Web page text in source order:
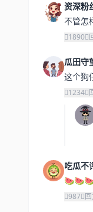
资深粉
不管怎
1890
瓜田守
这个狗
1234
吃瓜不
987